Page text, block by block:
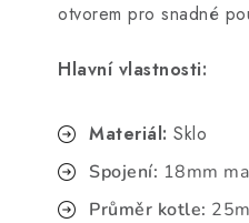
otvorem pro snadné
Hlavní vlastnosti:
Materiál: Sklo
Spojení: 18mm
Průměr kotle: